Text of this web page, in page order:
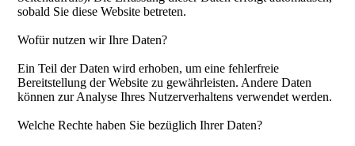
sobald Sie diese Website betreten.
Wofür nutzen wir Ihre Daten?
Ein Teil der Daten wird erhoben, um eine fehlerfreie
Bereitstellung der Website zu gewährleisten. Andere Daten
können zur Analyse Ihres Nutzerverhaltens verwendet werden.
Welche Rechte haben Sie bezüglich Ihrer Daten?